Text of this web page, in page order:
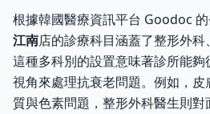
根據韓國醫療資訊平台 Goodoc 的
江南店的診療科目涵蓋了整形外科
這種多科別的設置意味著診所能
視角來處理抗衰老問題。例如，
質與色素問題，整形外科醫生則